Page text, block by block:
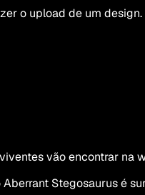
o upload de um
vão encontrar na
Stegosaurus é